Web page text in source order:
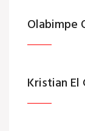
Olabimpe
Kristian El